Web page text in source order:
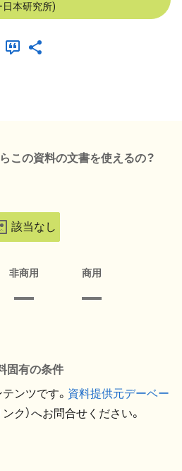
日本研究所)
この資料の文書を使えるの？
該当なし
非商用 商用
固有の条件
ンツです。 資料提供元デーベー
ク）へお問合せください。